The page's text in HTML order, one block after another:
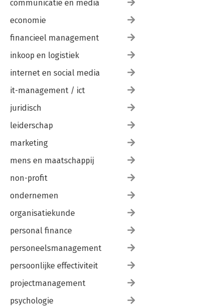
communicatie en media
economie
financieel management
inkoop en logistiek
internet en social media
it-management / ict
juridisch
leiderschap
marketing
mens en maatschappij
non-profit
ondernemen
organisatiekunde
personal finance
personeelsmanagement
persoonlijke effectiviteit
projectmanagement
psychologie